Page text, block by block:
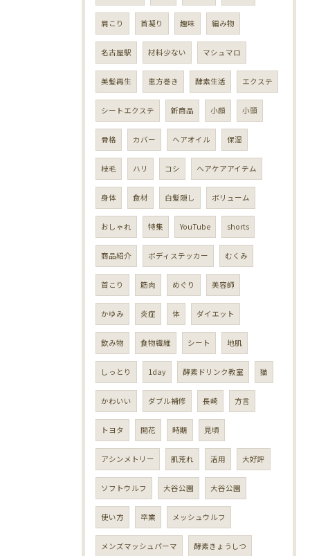
肩こり 首凝り 趣味 編み物
名古屋駅 材料少ない マシュマロ
美髪再生 恵方巻き 酵素生活 エクステ
シートエクステ 新商品 小顔 小頭
骨格 カバー ヘアオイル 保湿
枝毛 ハリ コシ ヘアケアアイテム
身体 食材 白髪隠し ボリューム
おしゃれ 特集 YouTube shorts
商品紹介 ボディステッカー むくみ
首こり 筋肉 めぐり 美容師
かゆみ 炎症 体 ダイエット
飲み物 食物繊維 シート 地肌
しっとり 1day 酵素ドリンク教室 猫
かわいい ダブル補修 長崎 方言
トヨタ 開花 時期 見頃
アシンメトリー 肌荒れ 活用 大好評
ソフトウルフ 大谷公園 大谷公園
使い方 卒業 メッシュウルフ
メンズマッシュパーマ 酵素きょうしつ